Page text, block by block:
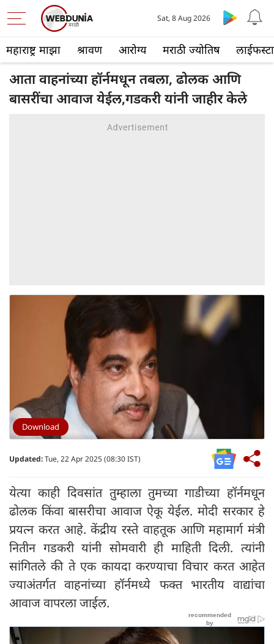
महाराष्ट्र माझा श्रावण आरोग्य मराठी ज्योतिष
Sat, 8 Aug 2026
आता वाहनांच्या हॉर्नमधून तबला, ढोलक आणि
बासरींचा आवाज येईल,गडकरी यांनी जाहीर केले
Download
Updated:Tue, 22 Apr 2025 (08:30 IST)
येत्या काही दिवसांत तुम्हाला तुमच्या गाडीच्या हॉर्नमधून
ढोलक किंवा बासरीचा आवाज ऐकू येईल. मोदी सरकार हे
प्रयत्न करत आहे. केंद्रीय रस्ते वाहतूक आणि महामार्ग मंत्री
नितीन गडकरी यांनी सोमवारी ही माहिती दिली. त्यांनी
सांगितले की ते एक कायदा करण्याचा विचार करत आहेत
ज्याअंतर्गत वाहनांच्या हॉर्नमध्ये फक्त भारतीय वाद्यांचा
आवाज वापरला जाईल.